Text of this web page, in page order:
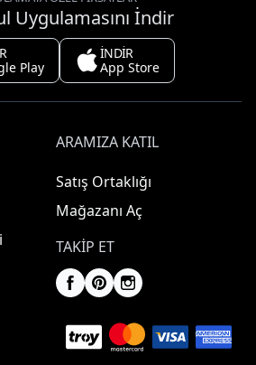
Uygulamasını İndir
Play
İNDİR
App Store
ARAMIZA KATIL
Satış Ortaklığı
Mağazanı Aç
TAKIP ET